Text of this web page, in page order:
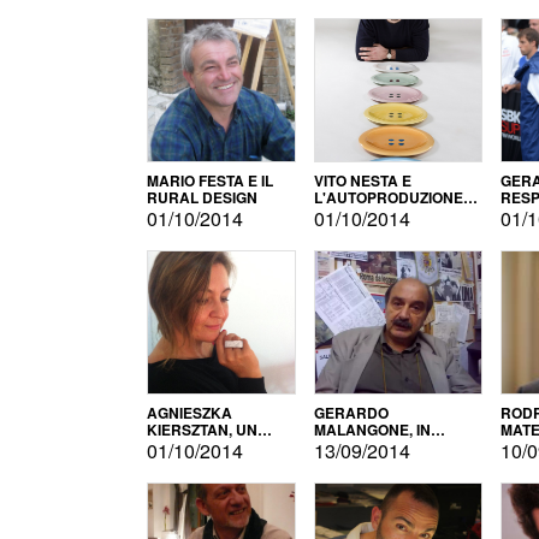
MARIO FESTA E IL
RURAL DESIGN
01/10/2014
VITO NESTA E
L'AUTOPRODUZIONE
COME RECUPERO DEI
SIMBOLI
01/10/2014 01/
AGNIESZKA
KIERSZTAN, UN
MODELLO DI
AUTOPRODUZIONE
01/10/2014
GERARDO
MALANGONE, IN
GIURIA PER IL
CONCORSO
LETTERARIO
13/09/2014 10/